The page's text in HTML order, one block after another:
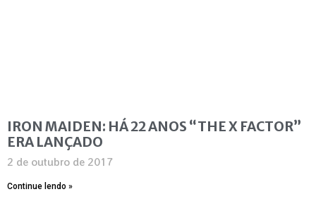
IRON MAIDEN: HÁ 22 ANOS “THE X FACTOR”
ERA LANÇADO
2 de outubro de 2017
Continue lendo »